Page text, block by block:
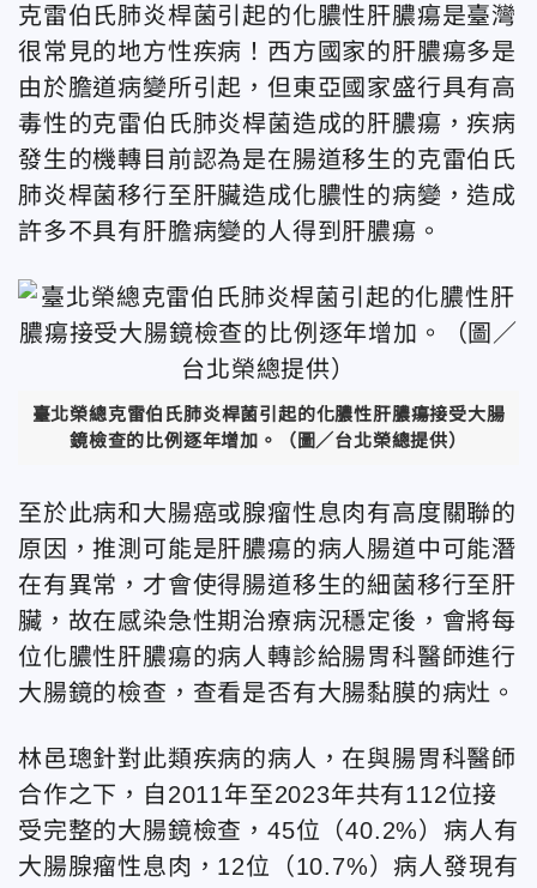
克雷伯氏肺炎桿菌引起的化膿性肝膿瘍是臺灣
很常見的地方性疾病！西方國家的肝膿瘍多是
由於膽道病變所引起，但東亞國家盛行具有高
毒性的克雷伯氏肺炎桿菌造成的肝膿瘍，疾病
發生的機轉目前認為是在腸道移生的克雷伯氏
肺炎桿菌移行至肝臟造成化膿性的病變，造成
許多不具有肝膽病變的人得到肝膿瘍。
臺北榮總克雷伯氏肺炎桿菌引起的化膿性肝膿瘍接受大腸
鏡檢查的比例逐年增加。（圖／台北榮總提供）
至於此病和大腸癌或腺瘤性息肉有高度關聯的
原因，推測可能是肝膿瘍的病人腸道中可能潛
在有異常，才會使得腸道移生的細菌移行至肝
臟，故在感染急性期治療病況穩定後，會將每
位化膿性肝膿瘍的病人轉診給腸胃科醫師進行
大腸鏡的檢查，查看是否有大腸黏膜的病灶。
林邑璁針對此類疾病的病人，在與腸胃科醫師
合作之下，自2011年至2023年共有112位接
受完整的大腸鏡檢查，45位（40.2%）病人有
大腸腺瘤性息肉，12位（10.7%）病人發現有